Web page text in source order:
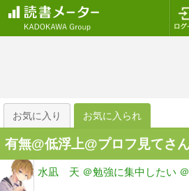
お気に入り お気に入られ
有無@低浮上@プロフ見てさ
水凪 天 ＠勉強に集中したい